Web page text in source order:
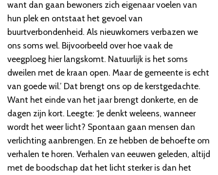
want dan gaan bewoners zich eigenaar voelen van
hun plek en ontstaat het gevoel van
buurtverbondenheid. Als nieuwkomers verbazen we
ons soms wel. Bijvoorbeeld over hoe vaak de
veegploeg hier langskomt. Natuurlijk is het soms
dweilen met de kraan open. Maar de gemeente is echt
van goede wil.’ Dat brengt ons op de kerstgedachte.
Want het einde van het jaar brengt donkerte, en de
dagen zijn kort. Leegte: ‘Je denkt weleens, wanneer
wordt het weer licht? Spontaan gaan mensen dan
verlichting aanbrengen. En ze hebben de behoefte om
verhalen te horen. Verhalen van eeuwen geleden, altijd
met de boodschap dat het licht sterker is dan het